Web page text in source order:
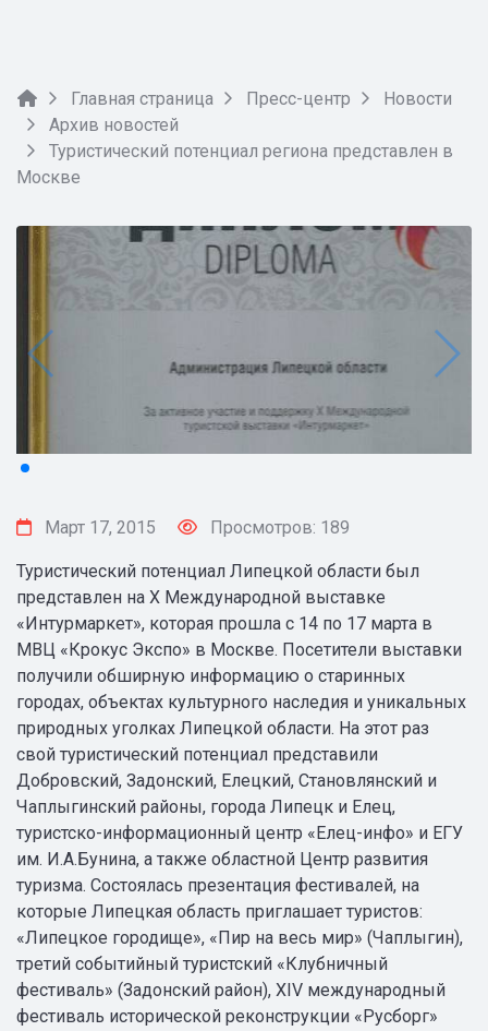
Главная страница Пресс-центр
Новости
Архив новостей
Туристический потенциал региона представлен в
Москве
Март 17, 2015 Просмотров: 189
Туристический потенциал Липецкой области был
представлен на X Международной выставке
«Интурмаркет», которая прошла с 14 по 17 марта в
МВЦ «Крокус Экспо» в Москве. Посетители выставки
получили обширную информацию о старинных
городах, объектах культурного наследия и уникальных
природных уголках Липецкой области. На этот раз
свой туристический потенциал представили
Добровский, Задонский, Елецкий, Становлянский и
Чаплыгинский районы, города Липецк и Елец,
туристско-информационный центр «Елец-инфо» и ЕГУ
им. И.А.Бунина, а также областной Центр развития
туризма. Состоялась презентация фестивалей, на
которые Липецкая область приглашает туристов:
«Липецкое городище», «Пир на весь мир» (Чаплыгин),
третий событийный туристский «Клубничный
фестиваль» (Задонский район), XIV международный
фестиваль исторической реконструкции «Русборг»